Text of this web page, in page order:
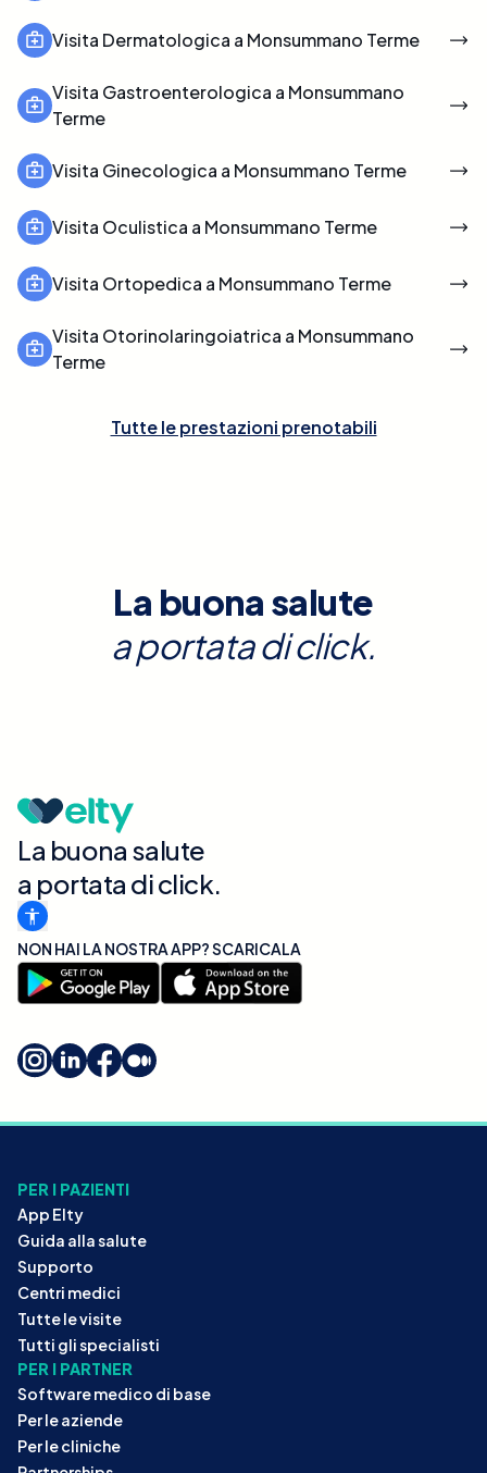
Visita Dermatologica a Monsummano Terme
Visita Gastroenterologica a Monsummano
Terme
Visita Ginecologica a Monsummano Terme
Visita Oculistica a Monsummano Terme
Visita Ortopedica a Monsummano Terme
Visita Otorinolaringoiatrica a Monsummano
Terme
Tutte le prestazioni prenotabili
La buona salute
a portata di click.
La buona salute
a portata di click.
NON HAI LA NOSTRA APP? SCARICALA
PER I PAZIENTI
App Elty
Guida alla salute
Supporto
Centri medici
Tutte le visite
Tutti gli specialisti
PER I PARTNER
Software medico di base
Per le aziende
Per le cliniche